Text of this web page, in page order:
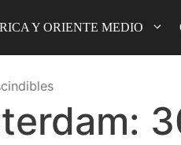
Y ORIENTE MEDIO